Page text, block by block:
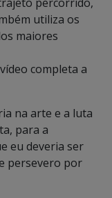
utiliza os
maiores
completa a
na arte e a luta
para a
eu deveria ser
persevero por